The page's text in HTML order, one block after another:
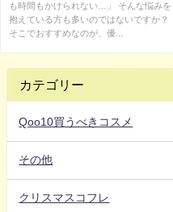
アイテムまとめ
も時間もかけられない…」 そんな悩みを
抱えている方も多いのではないですか？
そこでおすすめなのが、優...
カテゴリー
Qoo10買うべきコスメ
その他
クリスマスコフレ